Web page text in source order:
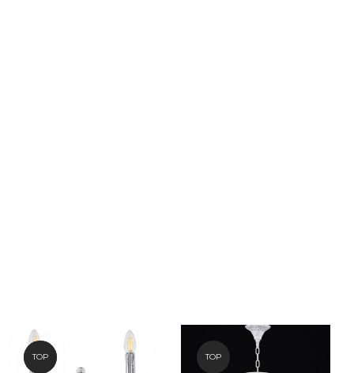
NEW
TOP TOP